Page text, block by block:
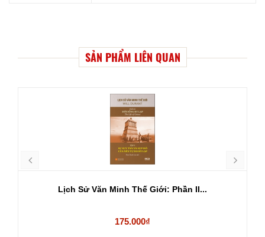
SẢN PHẨM LIÊN QUAN
Lịch Sử Văn Minh Thế Giới: Phần II...
175.000₫